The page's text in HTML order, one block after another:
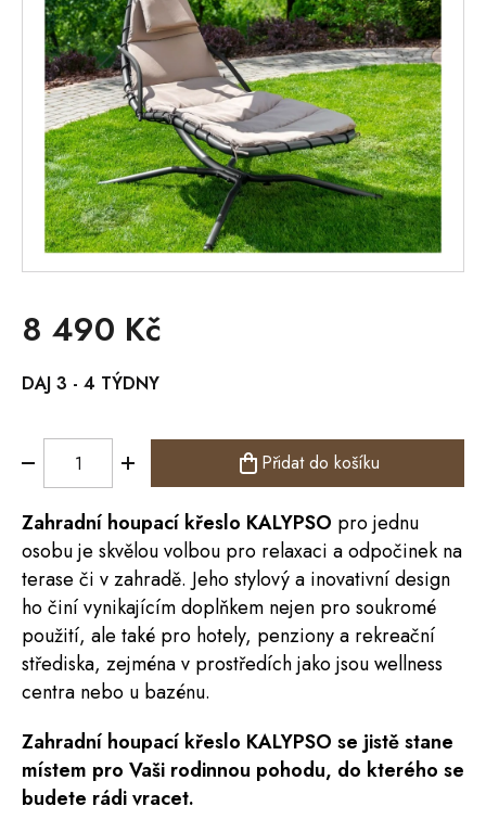
8 490 Kč
Měrná
cena:
DAJ 3 - 4 TÝDNY
Přidat do košíku
Zahradní houpací křeslo KALYPSO pro jednu
osobu je skvělou volbou pro relaxaci a odpočinek na
terase či v zahradě. Jeho stylový a inovativní design
ho činí vynikajícím doplňkem nejen pro soukromé
použití, ale také pro hotely, penziony a rekreační
střediska, zejména v prostředích jako jsou wellness
centra nebo u bazénu.
Zahradní houpací křeslo KALYPSO se jistě stane
místem pro Vaši rodinnou pohodu, do kterého se
budete rádi vracet.